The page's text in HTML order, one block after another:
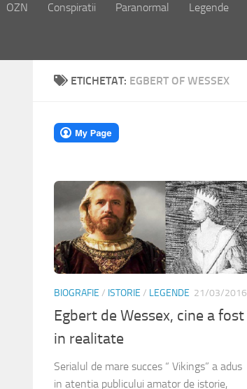
OZN Conspiratii Paranormal Legende
ETICHETAT: EGBERT OF WESSEX
BIOGRAFIE / ISTORIE / LEGENDE 21/03/2016
Egbert de Wessex, cine a fost
in realitate
Serialul de mare succes “ Vikings” a adus
in atentia publicului amator de istorie,